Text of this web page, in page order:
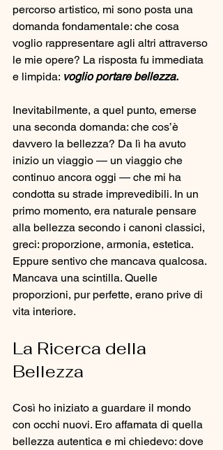
percorso artistico, mi sono posta una
domanda fondamentale: che cosa
voglio rappresentare agli altri attraverso
le mie opere? La risposta fu immediata
e limpida: voglio portare bellezza.
Inevitabilmente, a quel punto, emerse
una seconda domanda: che cos’è
davvero la bellezza? Da lì ha avuto
inizio un viaggio — un viaggio che
continuo ancora oggi — che mi ha
condotta su strade imprevedibili. In un
primo momento, era naturale pensare
alla bellezza secondo i canoni classici,
greci: proporzione, armonia, estetica.
Eppure sentivo che mancava qualcosa.
Mancava una scintilla. Quelle
proporzioni, pur perfette, erano prive di
vita interiore.
La Ricerca della
Bellezza
Così ho iniziato a guardare il mondo
con occhi nuovi. Ero affamata di quella
bellezza autentica e mi chiedevo: dove